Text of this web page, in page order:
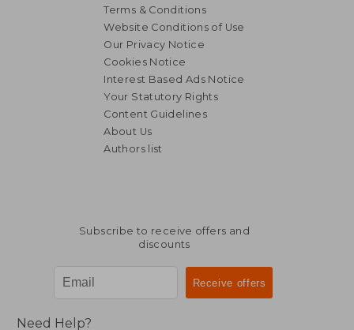
Terms & Conditions
Website Conditions of Use
Our Privacy Notice
Cookies Notice
Interest Based Ads Notice
Your Statutory Rights
Content Guidelines
About Us
Authors list
Subscribe to receive offers and
discounts
Need Help?